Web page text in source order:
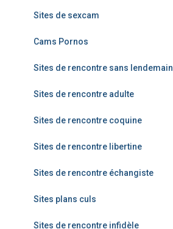
Sites de sexcam
Cams Pornos
Sites de rencontre sans lendemain
Sites de rencontre adulte
Sites de rencontre coquine
Sites de rencontre libertine
Sites de rencontre échangiste
Sites plans culs
Sites de rencontre infidèle